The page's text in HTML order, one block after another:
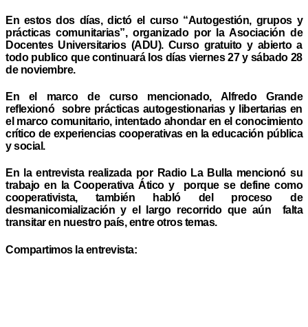
En estos dos días, dictó el curso “Autogestión, grupos y
prácticas comunitarias”, organizado por la Asociación de
Docentes Universitarios (ADU). Curso gratuito y abierto a
todo publico que continuará los días viernes 27 y sábado 28
de noviembre.
En el marco de curso mencionado, Alfredo Grande
reflexionó sobre prácticas autogestionarias y libertarias en
el marco comunitario, intentado ahondar en el conocimiento
crítico de experiencias cooperativas en la educación pública
y social.
En la entrevista realizada por Radio La Bulla mencionó su
trabajo en la Cooperativa Ático y porque se define como
cooperativista, también habló del proceso de
desmanicomialización y el largo recorrido que aún falta
transitar en nuestro país, entre otros temas.
Compartimos la entrevista: